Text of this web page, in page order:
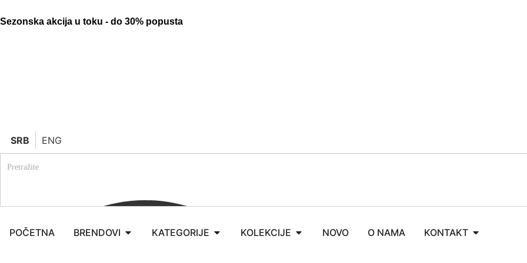
Sezonska akcija u toku - do 30% popusta
SRB ENG
POČETNA BRENDOVI KATEGORIJE KOLEKCIJE NOVO O NAMA KONTAKT